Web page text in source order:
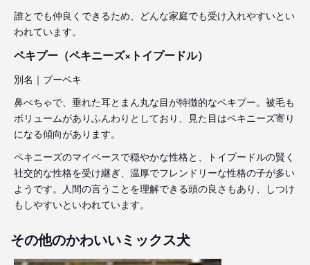
誰とでも仲良くできるため、どんな家庭でも受け入れやすいとい
われています。
ペキプー（ペキニーズ×トイプードル）
別名｜プーペキ
鼻ぺちゃで、垂れた耳とまん丸な目が特徴的なペキプー。被毛も
ボリュームがありふんわりとしており、見た目はペキニーズ寄り
になる傾向があります。
ペキニーズのマイペースで穏やかな性格と、トイプードルの賢く
社交的な性格を受け継ぎ、温厚でフレンドリーな性格の子が多い
ようです。人間の言うことを理解できる頭の良さもあり、しつけ
もしやすいといわれています。
その他のかわいいミックス犬